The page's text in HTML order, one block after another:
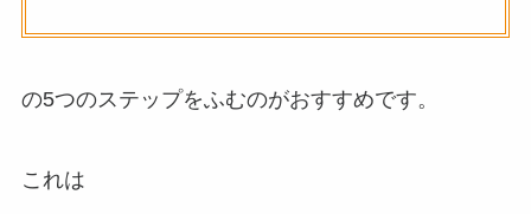
の5つのステップをふむのがおすすめです。
これは